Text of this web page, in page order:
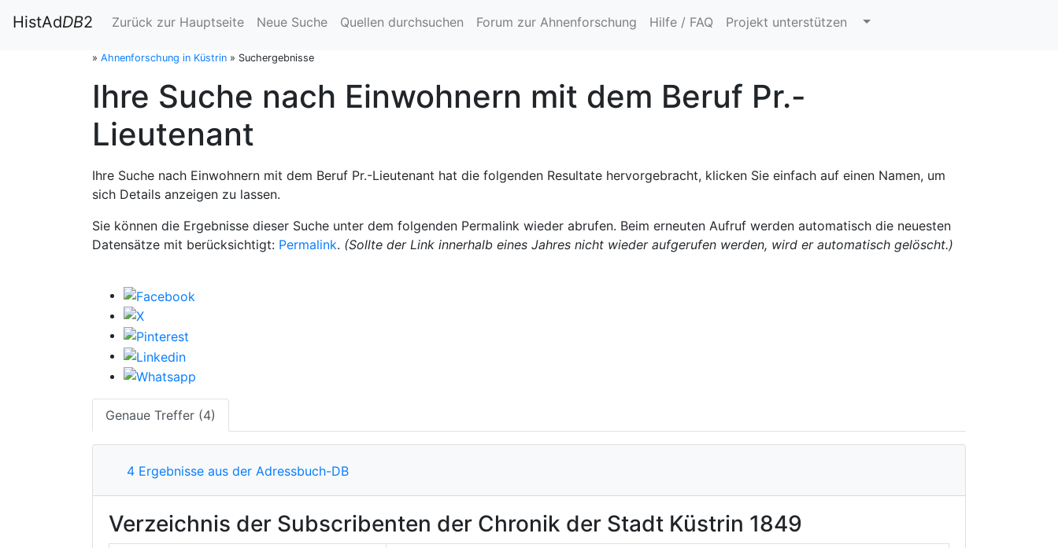
HistAdDB2 Zurück zur Hauptseite Neue Suche Quellen durchsuchen Forum zur Ahnenforschung Hilfe / FAQ Projekt unterstützen
» Ahnenforschung in Küstrin » Suchergebnisse
Ihre Suche nach Einwohnern mit dem Beruf Pr.-
Lieutenant
Ihre Suche nach Einwohnern mit dem Beruf Pr.-Lieutenant hat die folgenden Resultate hervorgebracht, klicken Sie einfach auf einen Namen, um
sich Details anzeigen zu lassen.
Sie können die Ergebnisse dieser Suche unter dem folgenden Permalink wieder abrufen. Beim erneuten Aufruf werden automatisch die neuesten
Datensätze mit berücksichtigt: Permalink. (Sollte der Link innerhalb eines Jahres nicht wieder aufgerufen werden, wird er automatisch gelöscht.)
Genaue Treffer (4)
4 Ergebnisse aus der Adressbuch-DB
Verzeichnis der Subscribenten der Chronik der Stadt Küstrin 1849